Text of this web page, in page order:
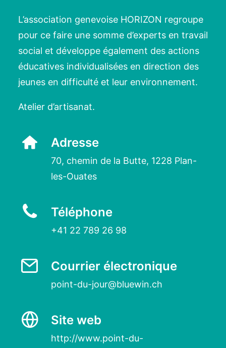
L’association genevoise HORIZON regroupe
pour ce faire une somme d’experts en travail
social et développe également des actions
éducatives individualisées en direction des
jeunes en difficulté et leur environnement.
Atelier d’artisanat.
Adresse
70, chemin de la Butte, 1228 Plan-
les-Ouates
Téléphone
+41 22 789 26 98
Courrier électronique
point-du-jour@bluewin.ch
Site web
http://www.point-du-